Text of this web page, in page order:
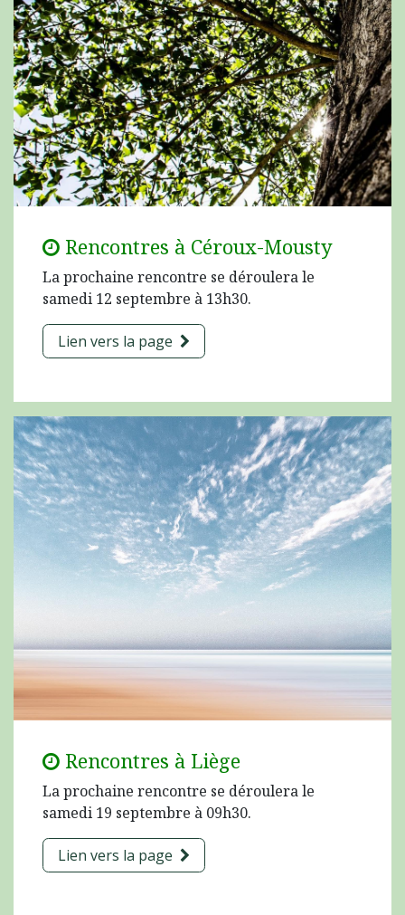
Rencontres à Céroux-Mousty
La prochaine rencontre se déroulera le
samedi 12 septembre à 13h30.
Lien vers la page
Rencontres à Liège
La prochaine rencontre se déroulera le
samedi 19 septembre à 09h30.
Lien vers la page